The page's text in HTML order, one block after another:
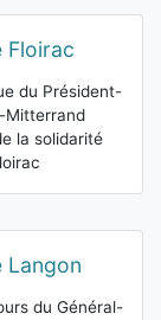
Floirac
du Président-
Mitterrand
la solidarité
Langon
du Général-